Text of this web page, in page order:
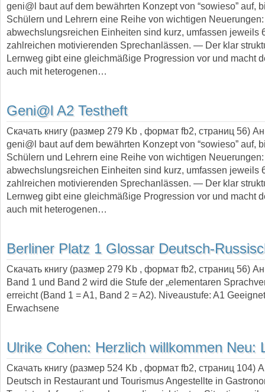
geni@l baut auf dem bewährten Konzept von “sowieso” auf,
Schülern und Lehrern eine Reihe von wichtigen
abwechslungsreichen Einheiten sind kurz, umfassen jeweils
zahlreichen motivierenden Sprechanlässen. — Der klar
Lernweg gibt eine gleichmäßige Progression vor und macht
auch mit heterogenen…
Geni@l A2 Testheft
Скачать книгу (размер 279 Kb , формат fb2, страниц 56)
geni@l baut auf dem bewährten Konzept von “sowieso” auf,
Schülern und Lehrern eine Reihe von wichtigen
abwechslungsreichen Einheiten sind kurz, umfassen jeweils
zahlreichen motivierenden Sprechanlässen. — Der klar
Lernweg gibt eine gleichmäßige Progression vor und macht
auch mit heterogenen…
Berliner Platz 1 Glossar Deutsch-
Скачать книгу (размер 279 Kb , формат fb2, страниц 56)
Band 1 und Band 2 wird die Stufe der „elementaren
erreicht (Band 1 = A1, Band 2 = A2). Niveaustufe: A1
Erwachsene
Ulrike Cohen: Herzlich willkommen Neu:
Скачать книгу (размер 524 Kb , формат fb2, страниц 104)
Deutsch in Restaurant und Tourismus Angestellte in